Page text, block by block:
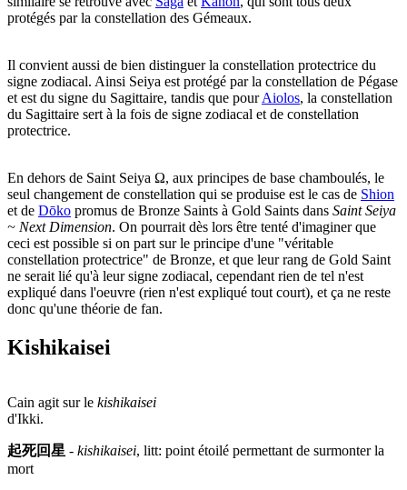
protégés par la constellation des Gémeaux.
Il convient aussi de bien distinguer la constellation protectrice du
signe zodiacal. Ainsi Seiya est protégé par la constellation de Pégase
et est du signe du Sagittaire, tandis que pourAiolos, la constellation
du Sagittaire sert à la fois de signe zodiacal et de constellation
protectrice.
En dehors de Saint Seiya Ω, aux principes de base chamboulés, le
seul changement de constellation qui se produise est le cas de Shion
et de Dōko promus de Bronze Saints à Gold Saints dans Saint Seiya
~ Next Dimension. On pourrait dès lors être tenté d'imaginer que
ceci est possible si on part sur le principe d'une "véritable
constellation protectrice" de Bronze, et que leur rang de Gold Saint
ne serait lié qu'à leur signe zodiacal, cependant rien de tel n'est
expliqué dans l'oeuvre (rien n'est expliqué tout court), et ça ne reste
donc qu'une théorie de fan.
Kishikaisei
Cain agit sur le kishikaisei
d'Ikki.
起死回星 - kishikaisei, litt: point étoilé permettant de surmonter la
mort